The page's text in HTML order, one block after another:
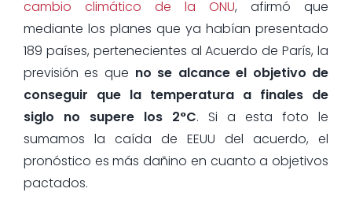
cambio climático de la ONU, afirmó que
mediante los planes que ya habían presentado
189 países, pertenecientes al Acuerdo de París, la
previsión es que no se alcance el objetivo de
conseguir que la temperatura a finales de
siglo no supere los 2°C. Si a esta foto le
sumamos la caída de EEUU del acuerdo, el
pronóstico es más dañino en cuanto a objetivos
pactados.